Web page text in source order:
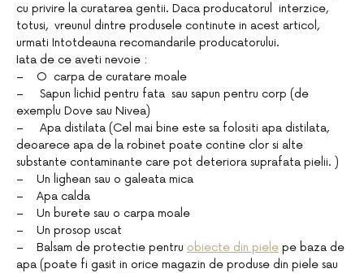
cu privire la curatarea gentii. Daca producatorul interzice,
totusi, vreunul dintre produsele continute in acest articol,
urmati Intotdeauna recomandarile producatorului.
Iata de ce aveti nevoie :
– O carpa de curatare moale
– Sapun lichid pentru fata sau sapun pentru corp (de
exemplu Dove sau Nivea)
– Apa distilata (Cel mai bine este sa folositi apa distilata,
deoarece apa de la robinet poate contine clor si alte
substante contaminante care pot deteriora suprafata pielii. )
– Un lighean sau o galeata mica
– Apa calda
– Un burete sau o carpa moale
– Un prosop uscat
– Balsam de protectie pentru obiecte din piele pe baza de
apa (poate fi gasit in orice magazin de produse din piele sau